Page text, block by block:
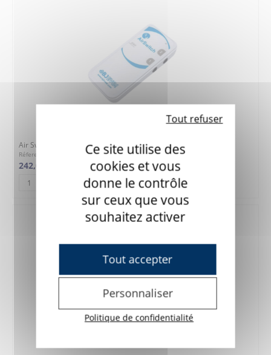
Air Switch - interface 2 contacteurs Bluetooth
Réference : 7BJ136
242,00 €
AJOUTER AU PANIER
Ce site utilise des
cookies et vous
donne le contrôle
sur ceux que vous
souhaitez activer
Tout accepter
Tout refuser
Personnaliser
Politique de confidentialité